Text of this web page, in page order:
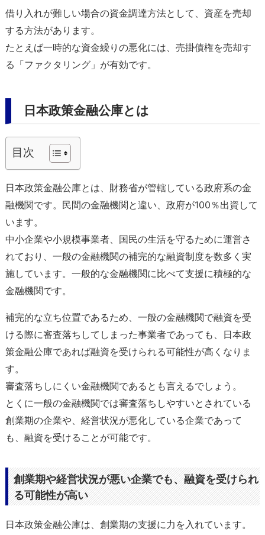
借り入れが難しい場合の資金調達方法として、資産を売却
する方法があります。
たとえば一時的な資金繰りの悪化には、売掛債権を売却す
る「ファクタリング」が有効です。
日本政策金融公庫とは
目次
日本政策金融公庫とは、財務省が管轄している政府系の金
融機関です。民間の金融機関と違い、政府が100％出資して
います。
中小企業や小規模事業者、国民の生活を守るために運営さ
れており、一般の金融機関の補完的な融資制度を数多く実
施しています。一般的な金融機関に比べて支援に積極的な
金融機関です。
補完的な立ち位置であるため、一般の金融機関で融資を受
ける際に審査落ちしてしまった事業者であっても、日本政
策金融公庫であれば融資を受けられる可能性が高くなりま
す。
審査落ちしにくい金融機関であるとも言えるでしょう。
とくに一般の金融機関では審査落ちしやすいとされている
創業期の企業や、経営状況が悪化している企業であって
も、融資を受けることが可能です。
創業期や経営状況が悪い企業でも、融資を受けられ
る可能性が高い
日本政策金融公庫は、創業期の支援に力を入れています。